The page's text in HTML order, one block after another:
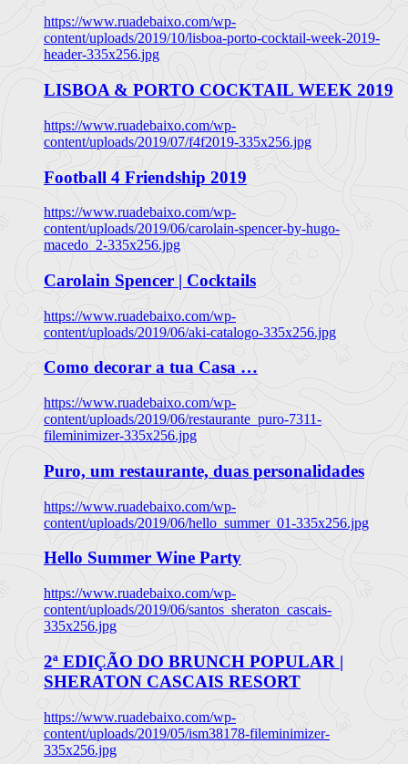
https://www.ruadebaixo.com/wp-
content/uploads/2019/10/lisboa-porto-cocktail-week-2019-
header-335x256.jpg
LISBOA & PORTO COCKTAIL WEEK 2019
https://www.ruadebaixo.com/wp-
content/uploads/2019/07/f4f2019-335x256.jpg
Football 4 Friendship 2019
https://www.ruadebaixo.com/wp-
content/uploads/2019/06/carolain-spencer-by-hugo-
macedo_2-335x256.jpg
Carolain Spencer | Cocktails
https://www.ruadebaixo.com/wp-
content/uploads/2019/06/aki-catalogo-335x256.jpg
Como decorar a tua Casa …
https://www.ruadebaixo.com/wp-
content/uploads/2019/06/restaurante_puro-7311-
fileminimizer-335x256.jpg
Puro, um restaurante, duas personalidades
https://www.ruadebaixo.com/wp-
content/uploads/2019/06/hello_summer_01-335x256.jpg
Hello Summer Wine Party
https://www.ruadebaixo.com/wp-
content/uploads/2019/06/santos_sheraton_cascais-
335x256.jpg
2ª EDIÇÃO DO BRUNCH POPULAR |
SHERATON CASCAIS RESORT
https://www.ruadebaixo.com/wp-
content/uploads/2019/05/ism38178-fileminimizer-
335x256.jpg